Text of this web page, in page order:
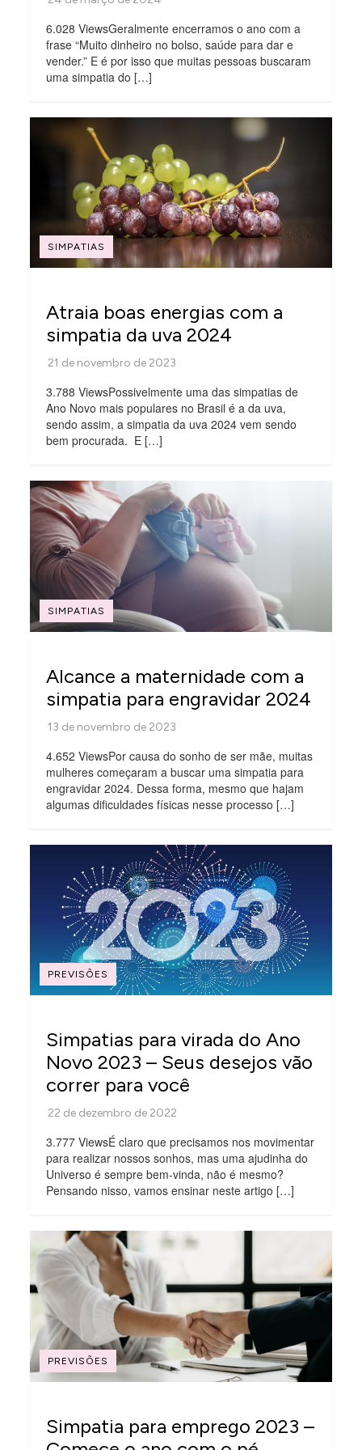
6.028 ViewsGeralmente encerramos o ano com a
frase “Muito dinheiro no bolso, saúde para dar e
vender.” E é por isso que muitas pessoas buscaram
uma simpatia do […]
SIMPATIAS
Atraia boas energias com a
simpatia da uva 2024
3.788 ViewsPossivelmente uma das simpatias de
Ano Novo mais populares no Brasil é a da uva,
sendo assim, a simpatia da uva 2024 vem sendo
bem procurada. E […]
SIMPATIAS
Alcance a maternidade com a
simpatia para engravidar 2024
4.652 ViewsPor causa do sonho de ser mãe, muitas
mulheres começaram a buscar uma simpatia para
engravidar 2024. Dessa forma, mesmo que hajam
algumas dificuldades físicas nesse processo […]
PREVISÕES
Simpatias para virada do Ano
Novo 2023 – Seus desejos vão
correr para você
3.777 ViewsÉ claro que precisamos nos movimentar
para realizar nossos sonhos, mas uma ajudinha do
Universo é sempre bem-vinda, não é mesmo?
Pensando nisso, vamos ensinar neste artigo […]
PREVISÕES
Simpatia para emprego 2023 –